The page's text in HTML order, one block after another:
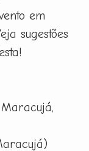
em
sugestões